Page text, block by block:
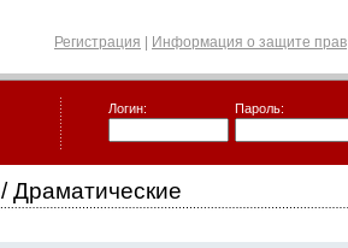
Регистрация Информация о защите прав
Логин: Пароль:
/ Драматические